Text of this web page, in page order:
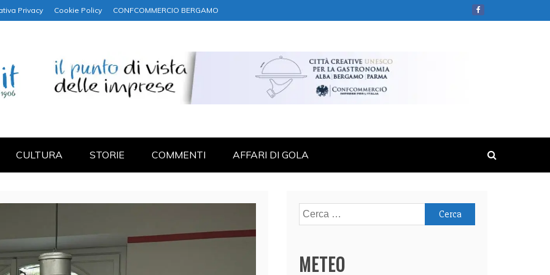
Privacy Cookie Policy CONFCOMMERCIO BERGAMO
CULTURA STORIE COMMENTI AFFARI DI GOLA
Ricerca
per:
METEO